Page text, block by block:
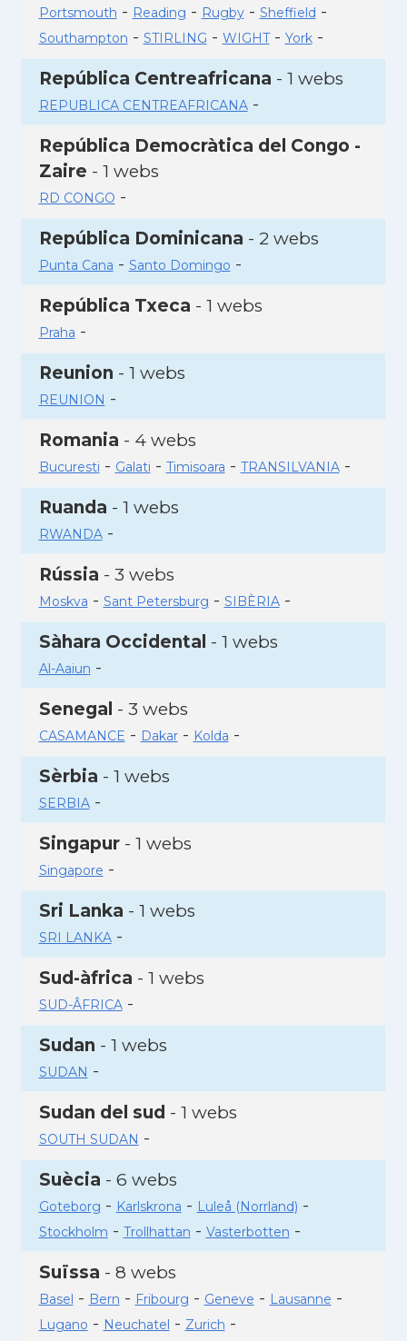
Portsmouth - Reading - Rugby- Sheffield -
Southampton - STIRLING - WIGHT- York-
República Centreafricana - 1 webs
REPUBLICA CENTREAFRICANA-
República Democràtica del Congo -
Zaire - 1 webs
RD CONGO -
República Dominicana - 2 webs
Punta Cana - Santo Domingo -
República Txeca - 1 webs
Praha -
Reunion - 1 webs
REUNION -
Romania - 4 webs
Bucuresti - Galati - Timisoara - TRANSILVANIA-
Ruanda - 1 webs
RWANDA-
Rússia - 3 webs
Moskva - Sant Petersburg - SIBÈRIA-
Sàhara Occidental - 1 webs
Al-Aaiun -
Senegal - 3 webs
CASAMANCE - Dakar- Kolda -
Sèrbia - 1 webs
SERBIA-
Singapur- 1 webs
Singapore -
Sri Lanka - 1 webs
SRI LANKA-
Sud-àfrica - 1 webs
SUD-ÂFRICA-
Sudan - 1 webs
SUDAN -
Sudan del sud - 1 webs
SOUTH SUDAN -
Suècia - 6 webs
Goteborg - Karlskrona - Luleå (Norrland) -
Stockholm - Trollhattan - Vasterbotten -
Suïssa - 8 webs
Basel - Bern - Fribourg - Geneve - Lausanne -
Lugano - Neuchatel - Zurich -